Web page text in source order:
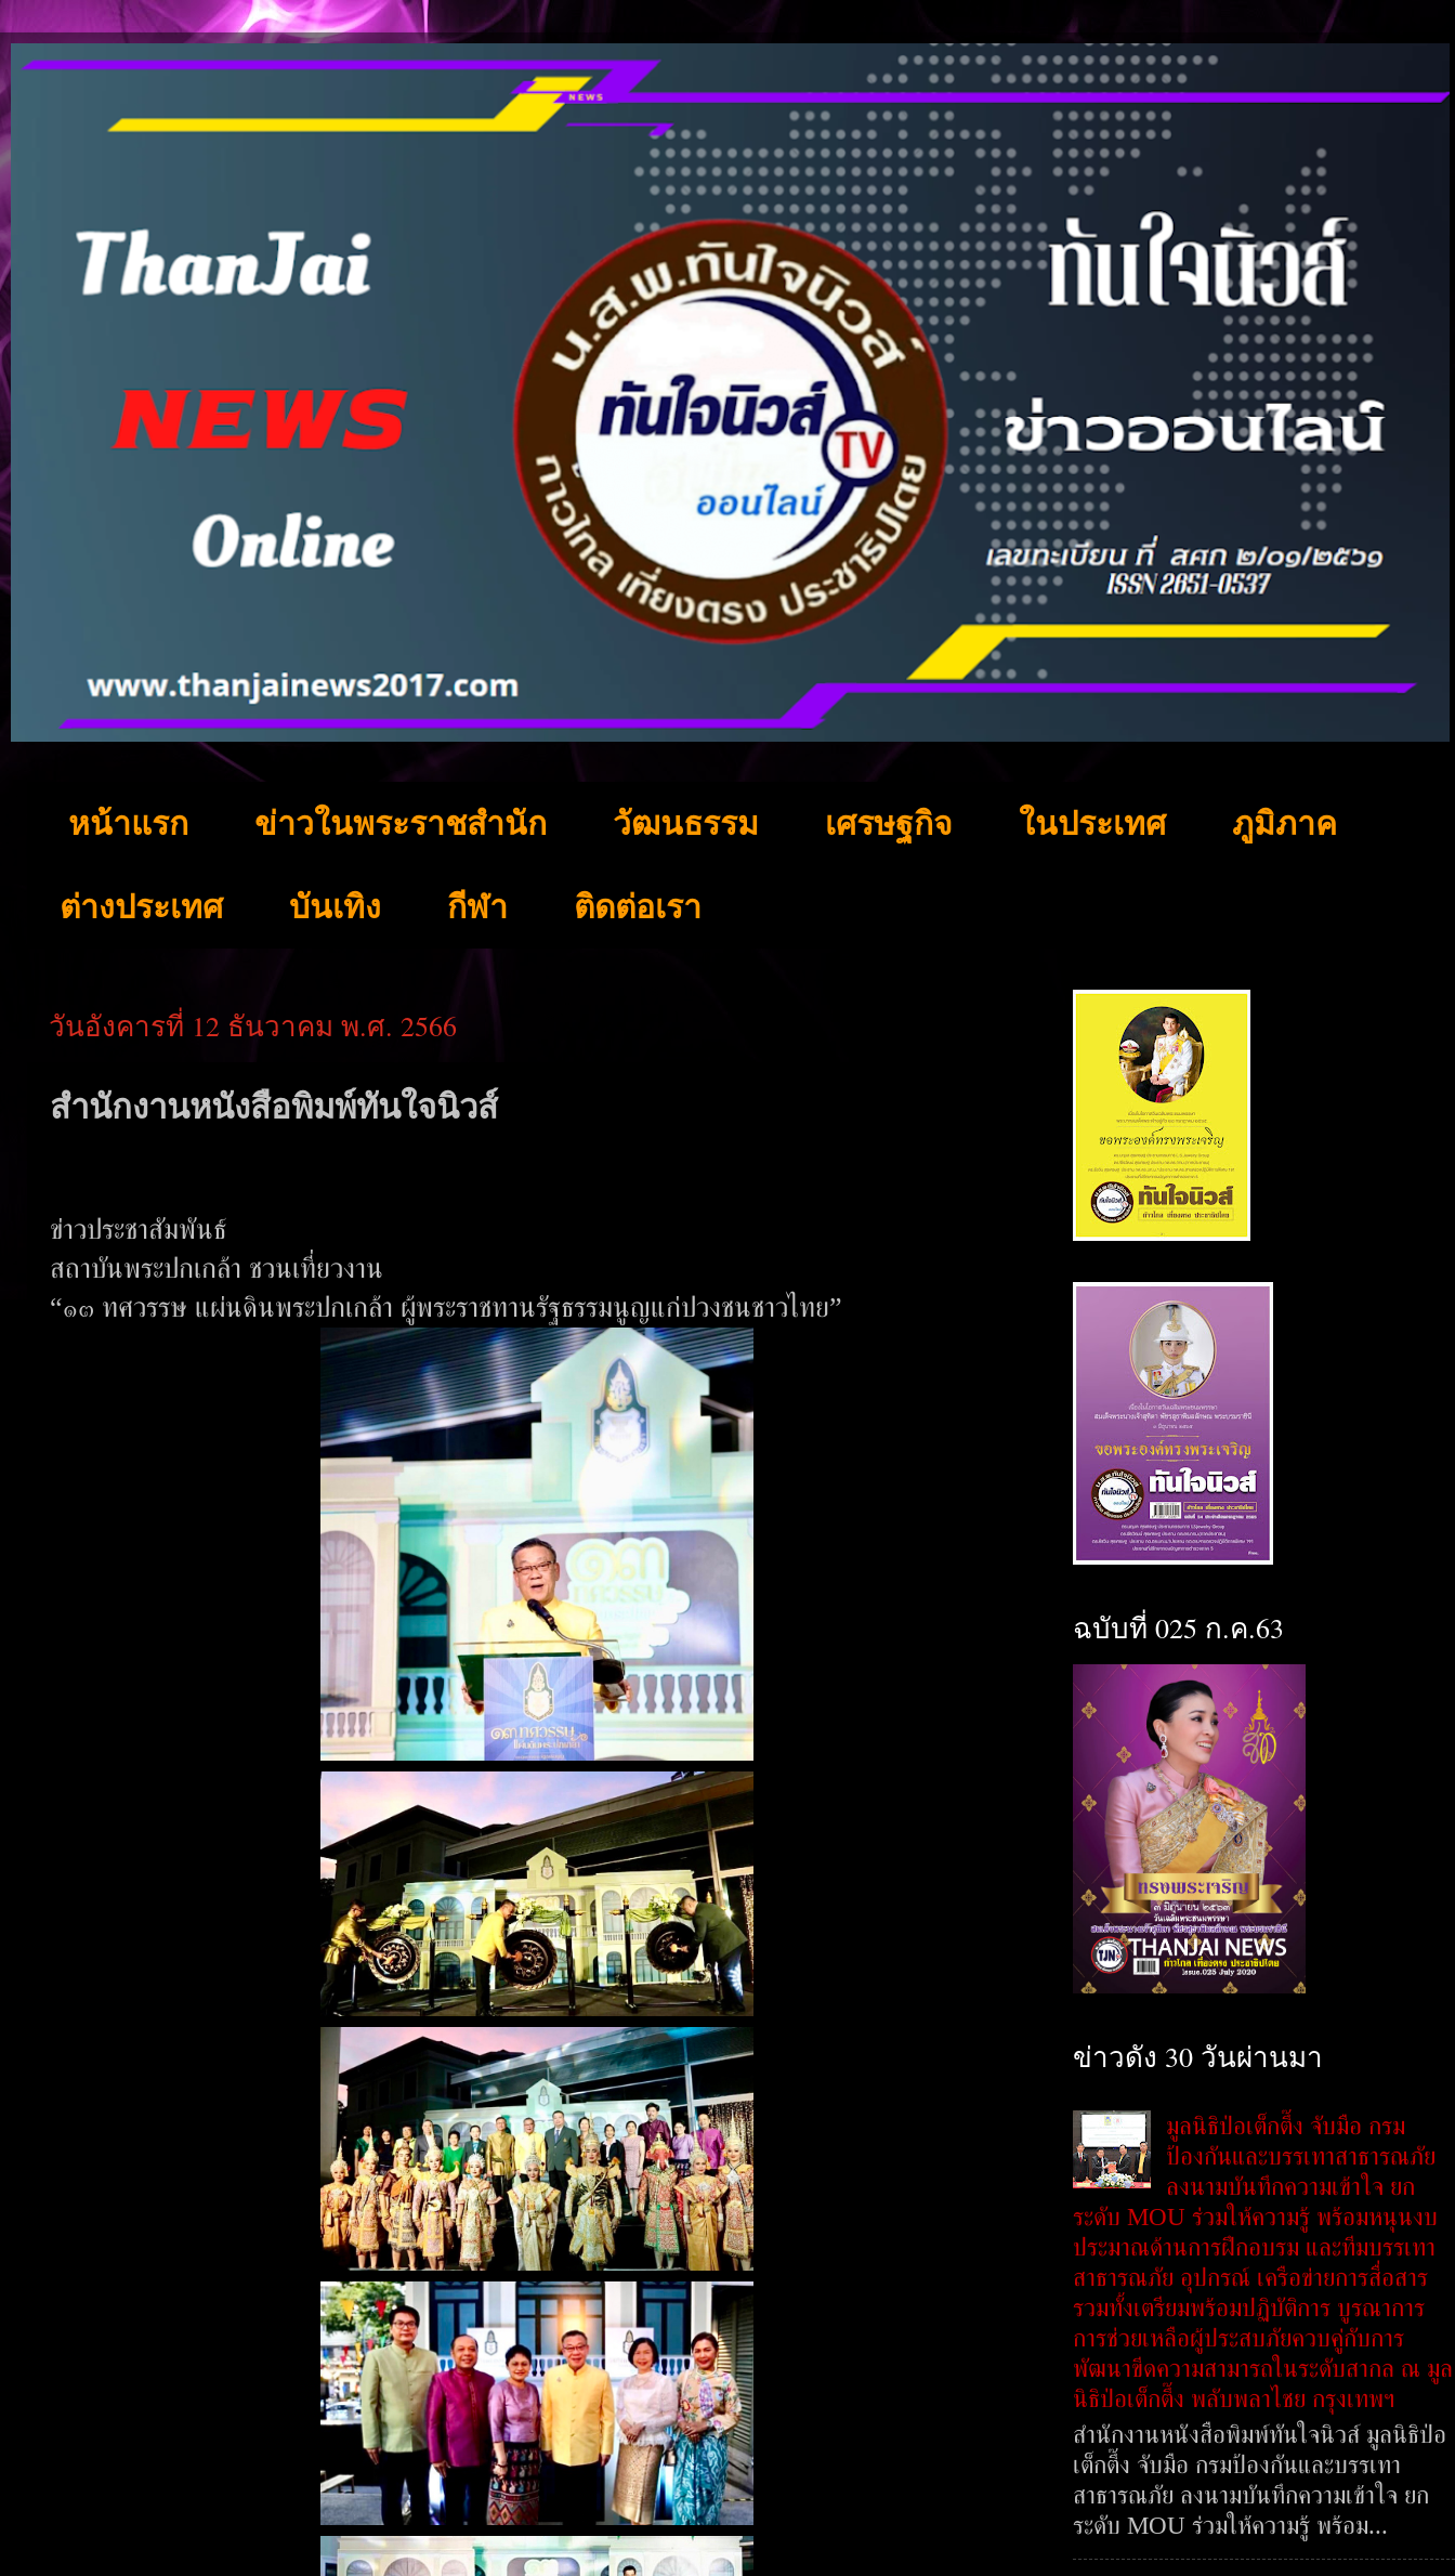
หน้าแรก ข่าวในพระราชสำนัก วัฒนธรรม เศรษฐกิจ ในประเทศ ภูมิภาค
ต่างประเทศ บันเทิง กีฬา ติดต่อเรา
วันอังคารที่ 12 ธันวาคม พ.ศ. 2566
สำนักงานหนังสือพิมพ์ทันใจนิวส์
ข่าวประชาสัมพันธ์
สถาบันพระปกเกล้า ชวนเที่ยวงาน
“๑๓ ทศวรรษ แผ่นดินพระปกเกล้า ผู้พระราชทานรัฐธรรมนูญแก่ปวงชนชาวไทย”
ฉบับที่ 025 ก.ค.63
ข่าวดัง 30 วันผ่านมา
มูลนิธิป่อเต็กตึ๊ง จับมือ กรม
ป้องกันและบรรเทาสาธารณภัย
ลงนามบันทึกความเข้าใจ ยก
ระดับ MOU ร่วมให้ความรู้ พร้อมหนุนงบ
ประมาณด้านการฝึกอบรม และทีมบรรเทา
สาธารณภัย อุปกรณ์ เครือข่ายการสื่อสาร
รวมทั้งเตรียมพร้อมปฏิบัติการ บูรณาการ
การช่วยเหลือผู้ประสบภัยควบคู่กับการ
พัฒนาขีดความสามารถในระดับสากล ณ มูล
นิธิป่อเต็กตึ๊ง พลับพลาไชย กรุงเทพฯ
สำนักงานหนังสือพิมพ์ทันใจนิวส์ มูลนิธิป่อ
เต็กตึ๊ง จับมือ กรมป้องกันและบรรเทา
สาธารณภัย ลงนามบันทึกความเข้าใจ ยก
ระดับ MOU ร่วมให้ความรู้ พร้อม...